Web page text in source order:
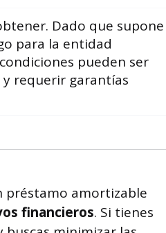
Dado que supone
para la entidad
pueden ser
y requerir garantías
préstamo amortizable
financieros. Si tienes